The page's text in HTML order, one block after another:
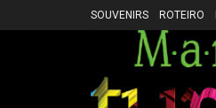
SOUVENIRS ROTEIRO